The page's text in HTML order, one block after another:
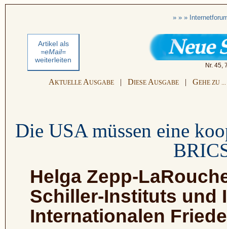
» » »
Artikel als
=eMail=
weiterleiten
Nr. 45,
AKTUELLE AUSGABE | DIESE AUSGABE | GEHE ZU ...
Die USA müssen eine
Helga Zepp-
Schiller-Instituts und
Internationalen